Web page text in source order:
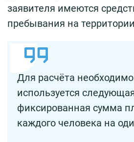
заявителя имеются
пребывания на
Для расчёта
используется
фиксированная сумма
каждого человека на